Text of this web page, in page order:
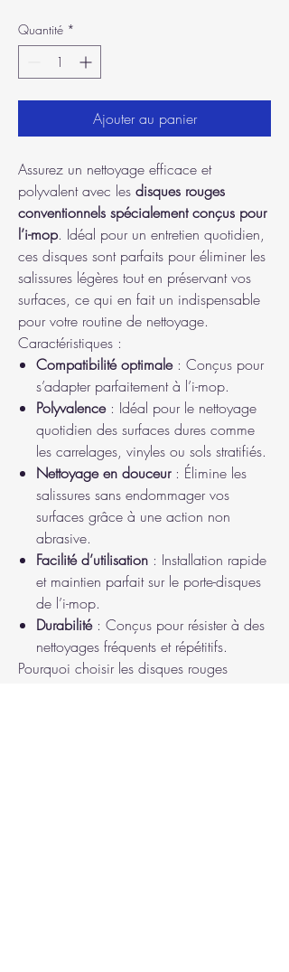
Quantité *
Ajouter au panier
Assurez un nettoyage efficace et
polyvalent avec les disques rouges
conventionnels spécialement conçus pour
l’i-mop. Idéal pour un entretien quotidien,
ces disques sont parfaits pour éliminer les
salissures légères tout en préservant vos
surfaces, ce qui en fait un indispensable
pour votre routine de nettoyage.
Caractéristiques :
Compatibilité optimale: Conçus pour
s’adapter parfaitement à l’i-mop.
Polyvalence: Idéal pour le nettoyage
quotidien des surfaces dures comme
les carrelages, vinyles ou sols stratifiés.
Nettoyage en douceur: Élimine les
salissures sans endommager vos
surfaces grâce à une action non
abrasive.
Facilité d’utilisation : Installation rapide
et maintien parfait sur le porte-disques
de l’i-mop.
Durabilité: Conçus pour résister à des
nettoyages fréquents et répétitifs.
Pourquoi choisir les disques rouges